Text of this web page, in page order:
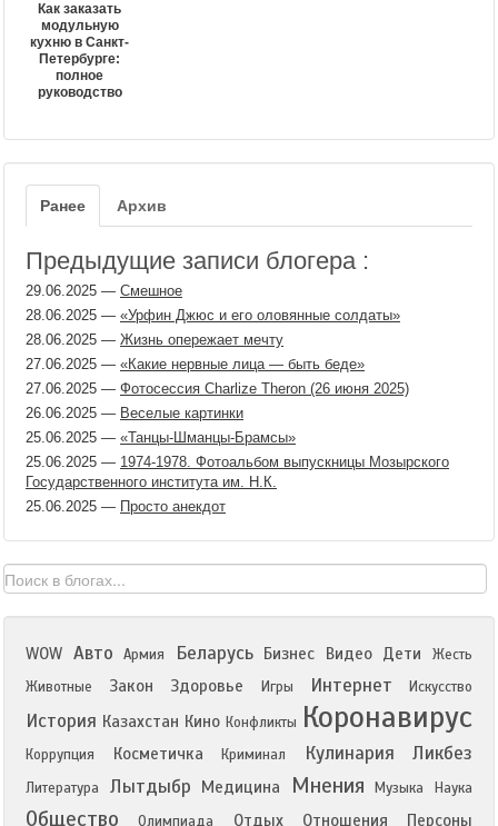
Как заказать
модульную
кухню в Санкт-
Петербурге:
полное
руководство
Ранее Архив
Предыдущие записи блогера :
29.06.2025 — Смешное
28.06.2025 — «Урфин Джюс и его оловянные солдаты»
28.06.2025 — Жизнь опережает мечту
27.06.2025 — «Какие нервные лица — быть беде»
27.06.2025 — Фотосессия Charlize Theron (26 июня 2025)
26.06.2025 — Веселые картинки
25.06.2025 — «Танцы-Шманцы-Брамсы»
25.06.2025 — 1974-1978. Фотоальбом выпускницы Мозырского
Государственного института им. Н.К.
25.06.2025 — Просто анекдот
WOW Авто Армия Беларусь Бизнес Видео Дети
Жесть
Животные
Закон Здоровье Игры Интернет Искусство
История Казахстан Кино Конфликты Коронавирус
Коррупция Косметичка Криминал Кулинария Ликбез
Литература Лытдыбр Медицина Мнения Музыка Наука
Общество Олимпиада Отдых Отношения Персоны